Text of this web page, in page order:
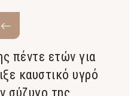
πέντε ετών για
καυστικό υγρό
σύζυγο της